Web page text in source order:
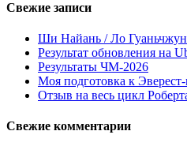
Свежие записи
Ши Найань / Ло
Результат обновления на
Результаты ЧМ-2026
Моя подготовка к
Отзыв на весь цикл
Свежие комментарии